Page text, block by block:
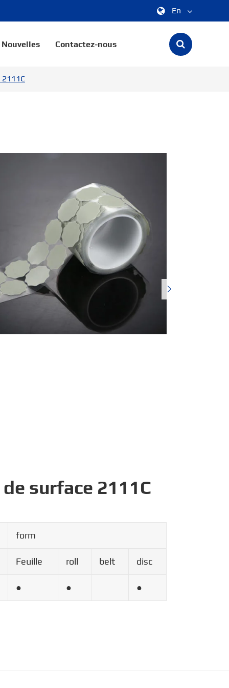
En
Español
русский
português
العربية
tiếng việt
Nouvelles Contactez-nous

surface 2111C
form
Feuille roll belt disc
● ● ●